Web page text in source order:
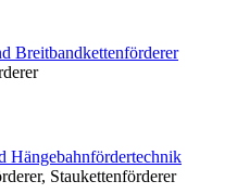
Staukettenförderer